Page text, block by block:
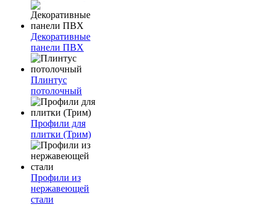
Декоративные
панели ПВХ
Плинтус
потолочный
Профили для
плитки (Трим)
Профили из
нержавеющей
стали